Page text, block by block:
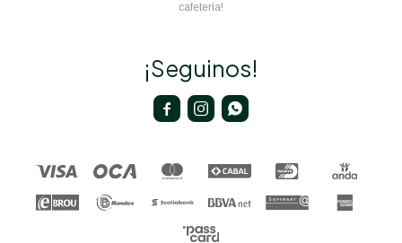
cafetería!
¡Seguinos!
  